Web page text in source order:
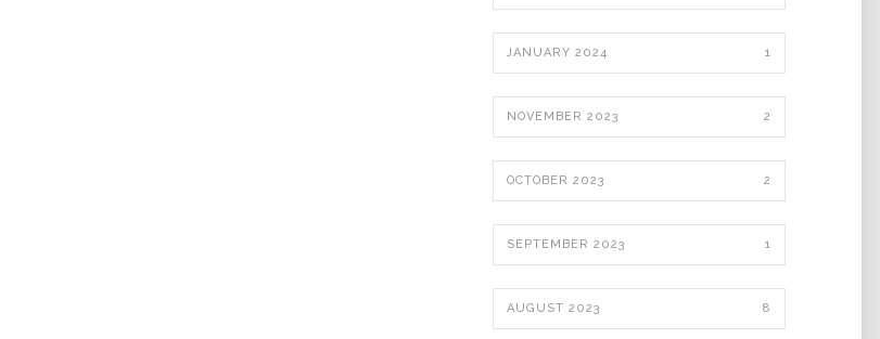
JANUARY 2024 1
NOVEMBER 2023 2
OCTOBER 2023 2
SEPTEMBER 2023 1
AUGUST 2023 8